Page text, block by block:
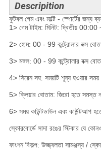
Descripition
ফুটবল গেম এবং মাল্টি - স্পোর্টের জন্য
1> গেম টাইম: মিনিট: দ্বিতীয়
2> হোম: 00 - 99 কন্ট্রোলার বক্স
3> মঙ্গল: 00 - 99 কন্ট্রোলার বক্স
4> সিরেন সহ: সময়টি শূন্য হওয়ার সময়
5> ক্লিয়ার বোতাম: জিরো হতে
6> সময় কাউন্টডাউন এবং কাউন্টআপ
স্কোরবোর্ডে সাদা রঙের স্টিকার যে
ফাংশন বিকল্প: উজ্জ্বলতা সামঞ্জস্য /